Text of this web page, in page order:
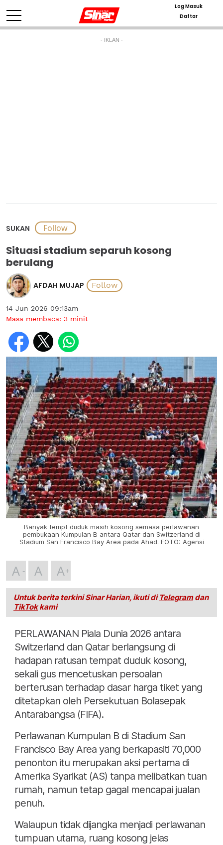
Log Masuk
Daftar
- IKLAN -
SUKAN
Situasi stadium separuh kosong
berulang
AFDAH MUJAP
14 Jun 2026 09:13am
Masa membaca: 3 minit
Banyak tempt duduk masih kosong semasa perlawanan
pembukaan Kumpulan B antara Qatar dan Switzerland di
Stadium San Francisco Bay Area pada Ahad. FOTO: Agensi
A A A
Untuk berita terkini Sinar Harian, ikuti di Telegramdan
TikTokkami
PERLAWANAN Piala Dunia 2026 antara
Switzerland dan Qatar berlangsung di
hadapan ratusan tempat duduk kosong,
sekali gus mencetuskan persoalan
berterusan terhadap dasar harga tiket yang
ditetapkan oleh Persekutuan Bolasepak
Antarabangsa (FIFA).
Perlawanan Kumpulan B di Stadium San
Francisco Bay Area yang berkapasiti 70,000
penonton itu merupakan aksi pertama di
Amerika Syarikat (AS) tanpa melibatkan tuan
rumah, namun tetap gagal mencapai jualan
penuh.
Walaupun tidak dijangka menjadi perlawanan
tumpuan utama, ruang kosong jelas